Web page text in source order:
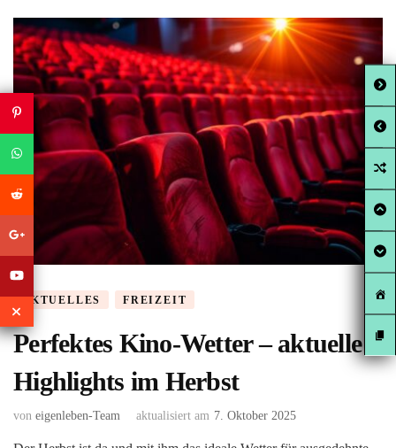
AKTUELLES FREIZEIT
Perfektes Kino-Wetter – aktuelle
Highlights im Herbst
von eigenleben-Team aktualisiert am 7. Oktober 2025